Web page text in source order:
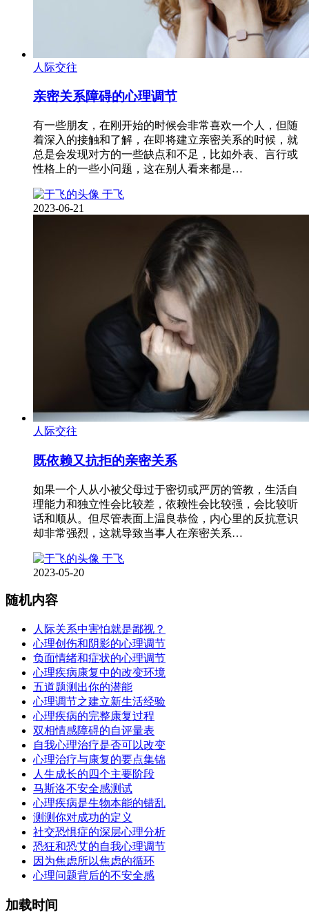
人际交往
亲密关系障碍的心理调节
有一些朋友，在刚开始的时候会非常喜欢一个人，但随
着深入的接触和了解，在即将建立亲密关系的时候，就
总是会发现对方的一些缺点和不足，比如外表、言行或
性格上的一些小问题，这在别人看来都是…
于飞
2023-06-21
人际交往
既依赖又抗拒的亲密关系
如果一个人从小被父母过于密切或严厉的管教，生活自
理能力和独立性会比较差，依赖性会比较强，会比较听
话和顺从。但尽管表面上温良恭俭，内心里的反抗意识
却非常强烈，这就导致当事人在亲密关系…
于飞
2023-05-20
随机内容
人际关系中害怕就是鄙视？
心理创伤和阴影的心理调节
负面情绪和症状的心理调节
心理疾病康复中的改变环境
五道题测出你的潜能
心理调节之建立新生活经验
心理疾病的完整康复过程
双相情感障碍的自评量表
自我心理治疗是否可以改变
心理治疗与康复的要点集锦
人生成长的四个主要阶段
马斯洛不安全感测试
心理疾病是生物本能的错乱
测测你对成功的定义
社交恐惧症的深层心理分析
恐狂和恐艾的自我心理调节
因为焦虑所以焦虑的循环
心理问题背后的不安全感
加载时间